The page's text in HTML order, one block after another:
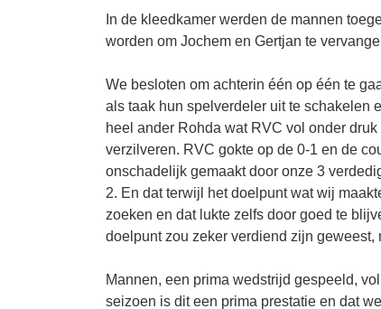
In de kleedkamer werden de mannen
worden om Jochem en Gertjan te
We besloten om achterin één op één te
als taak hun spelverdeler uit te schakelen
heel ander Rohda wat RVC vol onder
verzilveren. RVC gokte op de 0-1 en de
onschadelijk gemaakt door onze 3
2. En dat terwijl het doelpunt wat wij
zoeken en dat lukte zelfs door goed te
doelpunt zou zeker verdiend zijn geweest,
Mannen, een prima wedstrijd gespeeld,
seizoen is dit een prima prestatie en dat